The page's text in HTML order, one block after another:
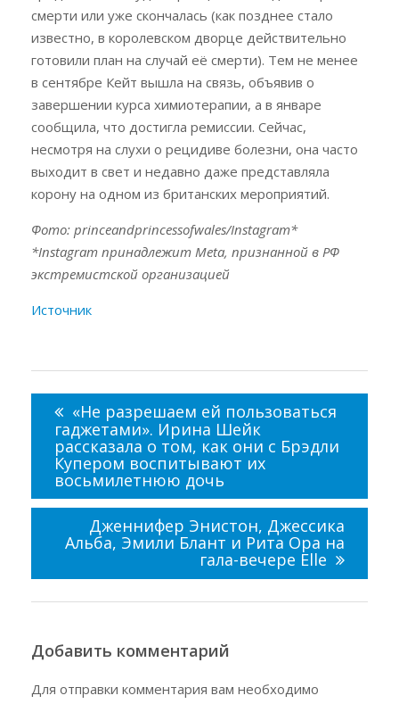
смерти или уже скончалась (как позднее стало
известно, в королевском дворце действительно
готовили план на случай её смерти). Тем не менее
в сентябре Кейт вышла на связь, объявив о
завершении курса химиотерапии, а в январе
сообщила, что достигла ремиссии. Сейчас,
несмотря на слухи о рецидиве болезни, она часто
выходит в свет и недавно даже представляла
корону на одном из британских мероприятий.
Фото: princeandprincessofwales/Instagram*
*Instagram принадлежит Meta, признанной в РФ
экстремистской организацией
Источник
записям
«Не разрешаем ей пользоваться
гаджетами». Ирина Шейк
рассказала о том, как они с Брэдли
Купером воспитывают их
восьмилетнюю дочь
Дженнифер Энистон, Джессика
Альба, Эмили Блант и Рита Ора на
гала-вечере Elle
Добавить комментарий
Для отправки комментария вам необходимо